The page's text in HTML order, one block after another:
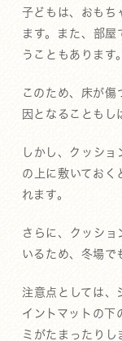
子どもは、おもち
ます。また、部屋
うこともあります。
このため、床が傷
因となることもし
しかし、クッシ
の上に敷いておく
れます。
さらに、クッショ
いるため、冬場で
注意点としては、
イントマットの下
ミがたまったりし